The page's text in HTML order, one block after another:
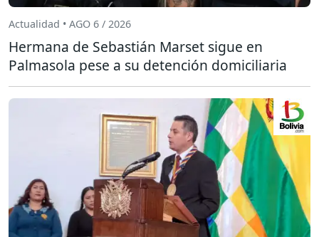
Actualidad • AGO 6 / 2026
Hermana de Sebastián Marset sigue en
Palmasola pese a su detención domiciliaria